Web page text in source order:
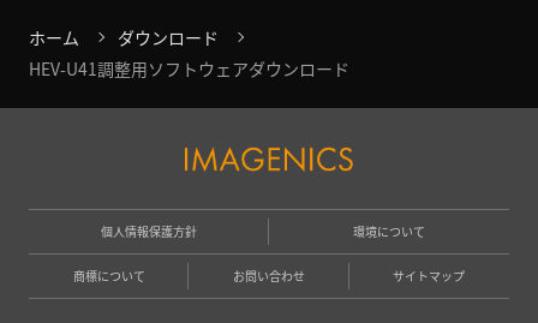
ホーム
ダウンロード
HEV-U41調整用ソフトウェアダウンロード
個人情報保護方針 環境について
商標について お問い合わせ サイトマップ